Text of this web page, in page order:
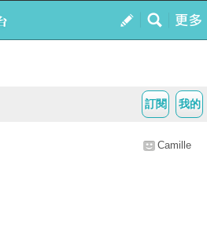
我的
訂閱
Camille